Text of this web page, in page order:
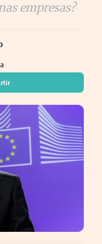
empresas?